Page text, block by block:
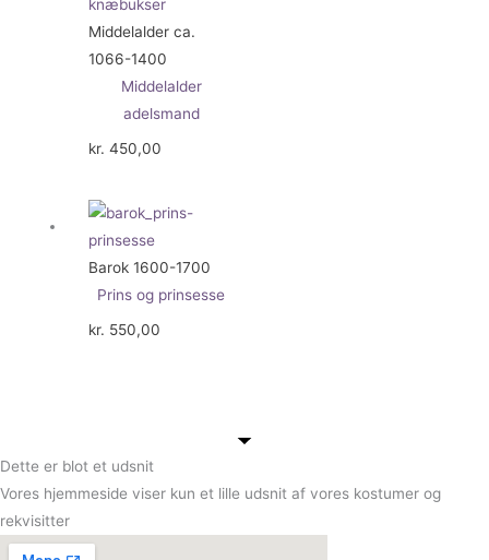
Middelalder ca.
1066-1400
Middelalder
adelsmand
kr. 450,00
Barok 1600-1700
Prins og prinsesse
kr. 550,00
Dette er blot et udsnit
Vores hjemmeside viser kun et lille udsnit af vores kostumer og
rekvisitter